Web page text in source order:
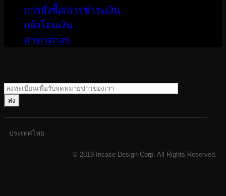
การสั่งซื้อ/การชำระเงิน
แจ้งโอนเงิน
สาขาต่างๆ
ประเทศไทย
© 2019 Incase Design Corp. All Rights Reserved.